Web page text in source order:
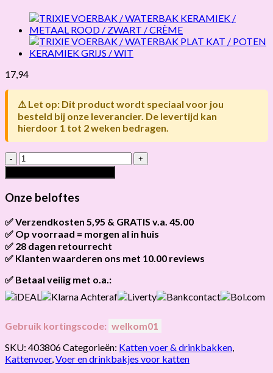
17,94
⚠ Let op: Dit product wordt speciaal voor jou
besteld bij onze leverancier. De levertijd kan
hierdoor 1 tot 2 weken bedragen.
TRIXIE
PLACEMAT
KAT
WIT
/
hoeveelheid
Onze beloftes
✅ Verzendkosten 5,95 & GRATIS v.a. 45.00
Brievenbus verzendingen zijn 3,95, een pakket 5,95 en
bestellingen v.a. 45,00 worden gratis verzonden.
✅ Op voorraad = morgen al in huis
Als het product op voorraad is en je bestelt vóór 13:00, wordt
hetvandaag nog verzonden.
✅ 28 dagen retourrecht
Niet tevreden? Geen probleem! Je hebt28 dagen
✅ Klanten waarderen ons met 10.00 reviews
✅ Betaal veilig met o.a.:
Gebruik kortingscode: welkom01
SKU: 403806Categorieën: Katten voer & drinkbakken
Kattenvoer, Voer en drinkbakjes voor katten